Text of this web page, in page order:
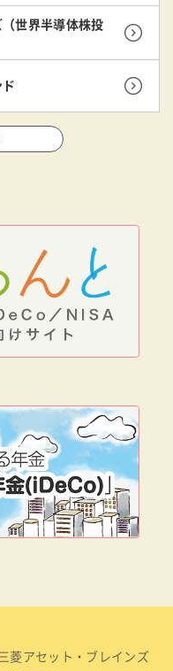
世界半導体株投
菱アセット・ブレインズ